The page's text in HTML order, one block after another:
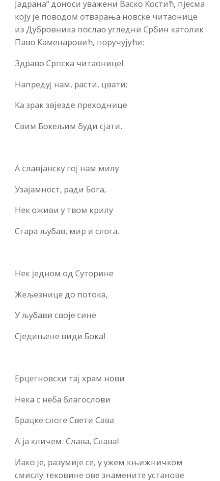
Јадрана“ доноси уважени Васко Костић, пјесма
коју је поводом отварања новске читаонице
из Дубровника послао угледни Србин католик
Паво Каменаровић, поручујући:
Здраво Српска читаонице!
Напредуј нам, расти, цвати;
Ка зрак звјезде преходнице
Свим Бокељим буди сјати.
А славјанску гој нам милу
Узајамност, ради Бога,
Нек оживи у твом крилу
Стара љубав, мир и слога.
Нек једном од Суторине
Жељезнице до потока,
У љубави своје сине
Сједињене види Бока!
Ерцегновски тај храм нови
Нека с неба благослови
Брацке слоге Свети Сава
А ја кличем: Слава, Слава!
Иако је, разумије се, у ужем књижничком
смислу тековине ове знамените установе